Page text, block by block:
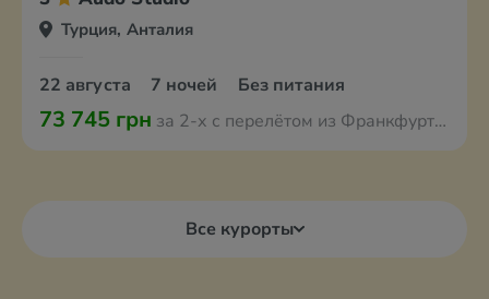
Турция, Анталия
22 августа 7 ночей Без питания
73 745 грн за 2-х с перелётом из Франкфурта-на-Майне
Все курорты